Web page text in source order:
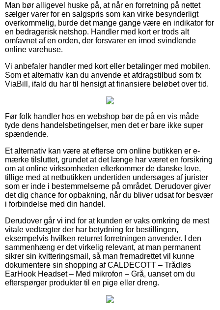
Man bør alligevel huske på, at når en forretning på nettet
sælger varer for en salgspris som kan virke besynderligt
overkommelig, burde det mange gange være en indikator for
en bedragerisk netshop. Handler med kort er trods alt
omfavnet af en orden, der forsvarer en imod svindlende
online varehuse.
Vi anbefaler handler med kort eller betalinger med mobilen.
Som et alternativ kan du anvende et afdragstilbud som fx
ViaBill, ifald du har til hensigt at finansiere beløbet over tid.
Før folk handler hos en webshop bør de på en vis måde
tyde dens handelsbetingelser, men det er bare ikke super
spændende.
Et alternativ kan være at efterse om online butikken er e-
mærke tilsluttet, grundet at det længe har været en forsikring
om at online virksomheden efterkommer de danske love,
tillige med at netbutikken undertiden undersøges af jurister
som er inde i bestemmelserne på området. Derudover giver
det dig chance for opbakning, når du bliver udsat for besvær
i forbindelse med din handel.
Derudover går vi ind for at kunden er vaks omkring de mest
vitale vedtægter der har betydning for bestillingen,
eksempelvis hvilken returret forretningen anvender. I den
sammenhæng er det virkelig relevant, at man permanent
sikrer sin kvitteringsmail, så man fremadrettet vil kunne
dokumentere sin shopping af CALDECOTT – Trådløs
EarHook Headset – Med mikrofon – Grå, uanset om du
efterspørger produkter til en pige eller dreng.